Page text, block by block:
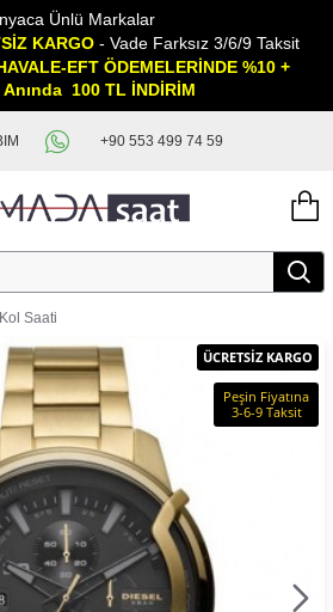
Ünlü Markalar
KARGO - Vade Farksız 3/6/9 Taksit
EFT ÖDEMELERİNDE %10 +
Anında 100 TL İNDİRİM
+90 553 499 74 59
Saati
ÜCRETSİZ KARGO
Peşin Fiyatına
3-6-9 Taksit